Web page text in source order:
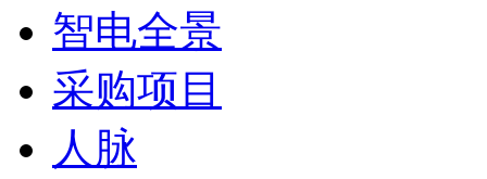
智电全景
采购项目
人脉